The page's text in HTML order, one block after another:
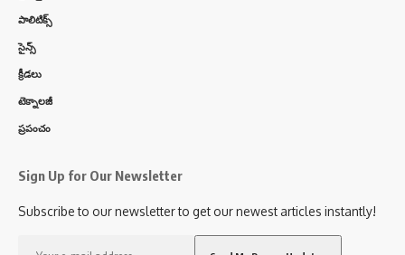
పాలిటిక్స్
సైన్స్
క్రీడలు
టెక్నాలజీ
ప్రపంచం
Sign Up for Our Newsletter
Subscribe to our newsletter to get our newest articles instantly!